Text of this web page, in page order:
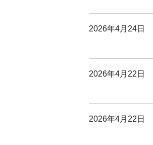
2026年4月24日
2026年4月22日
2026年4月22日